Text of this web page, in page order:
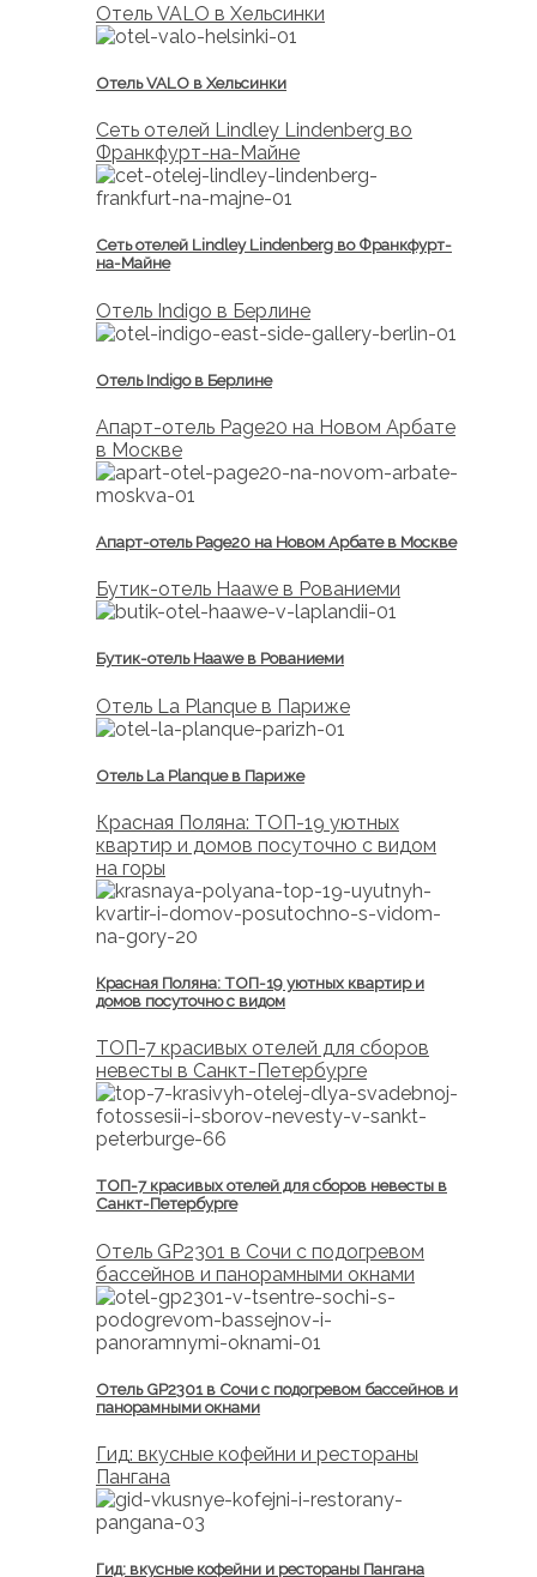
Отель VALO в Хельсинки
Отель VALO в Хельсинки
Cеть отелей Lindley Lindenberg во
Франкфурт-на-Майне
Cеть отелей Lindley Lindenberg во Франкфурт-
на-Майне
Отель Indigo в Берлине
Отель Indigo в Берлине
Апарт-отель Page20 на Новом Арбате
в Москве
Апарт-отель Page20 на Новом Арбате в Москве
Бутик-отель Haawe в Рованиеми
Бутик-отель Haawe в Рованиеми
Отель La Planque в Париже
Отель La Planque в Париже
Красная Поляна: ТОП-19 уютных
квартир и домов посуточно с видом
на горы
Красная Поляна: ТОП-19 уютных квартир и
домов посуточно с видом
ТОП-7 красивых отелей для сборов
невесты в Санкт-Петербурге
ТОП-7 красивых отелей для сборов невесты в
Санкт-Петербурге
Отель GP2301 в Сочи с подогревом
бассейнов и панорамными окнами
Отель GP2301 в Сочи с подогревом бассейнов и
панорамными окнами
Гид: вкусные кофейни и рестораны
Пангана
Гид: вкусные кофейни и рестораны Пангана